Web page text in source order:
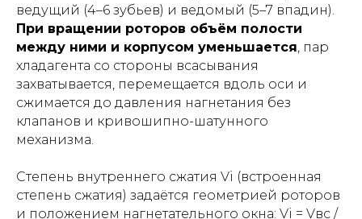
ведущий (4–6 зубьев) и ведомый (5–7 впадин).
При вращении роторов объём полости
между ними и корпусом уменьшается, пар
хладагента со стороны всасывания
захватывается, перемещается вдоль оси и
сжимается до давления нагнетания без
клапанов и кривошипно-шатунного
механизма.
Степень внутреннего сжатия Vi (встроенная
степень сжатия) задаётся геометрией роторов
и положением нагнетательного окна: Vi = Vвс /